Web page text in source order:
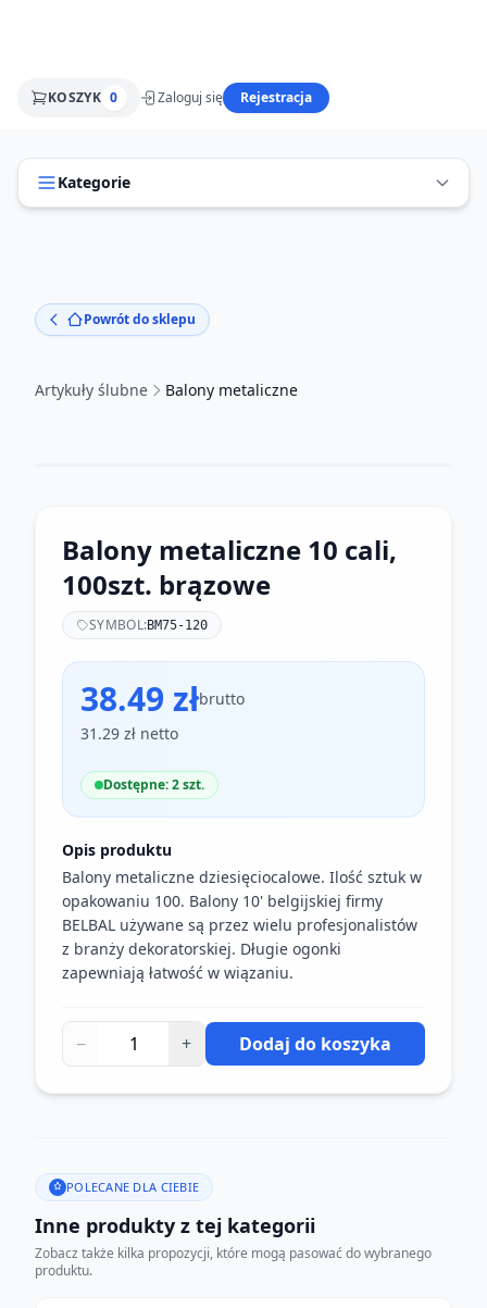
KOSZYK 0 Zaloguj się Rejestracja
Kategorie
Powrót do sklepu
Artykuły ślubne Balony metaliczne
Balony metaliczne 10 cali,
100szt. brązowe
SYMBOL:BM75-120
38.49 złbrutto
31.29 zł netto
Dostępne: 2 szt.
Opis produktu
Balony metaliczne dziesięciocalowe. Ilość sztuk w
opakowaniu 100. Balony 10' belgijskiej firmy
BELBAL używane są przez wielu profesjonalistów
z branży dekoratorskiej. Długie ogonki
zapewniają łatwość w wiązaniu.
− + Dodaj do koszyka
POLECANE DLA CIEBIE
Inne produkty z tej kategorii
Zobacz także kilka propozycji, które mogą pasować do wybranego
produktu.